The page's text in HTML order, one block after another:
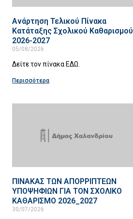
Ανάρτηση Τελικού Πίνακα
Κατάταξης Σχολικού Καθαρισμού
2026-2027
05/08/2026
Δείτε τον πίνακα ΕΔΩ.
Περισσότερα
ΠΙΝΑΚΑΣ ΤΩΝ ΑΠΟΡΡΙΠΤΕΩΝ
ΥΠΟΨΗΦΙΩΝ ΓΙΑ ΤΟΝ ΣΧΟΛΙΚΟ
ΚΑΘΑΡΙΣΜΟ 2026_2027
30/07/2026